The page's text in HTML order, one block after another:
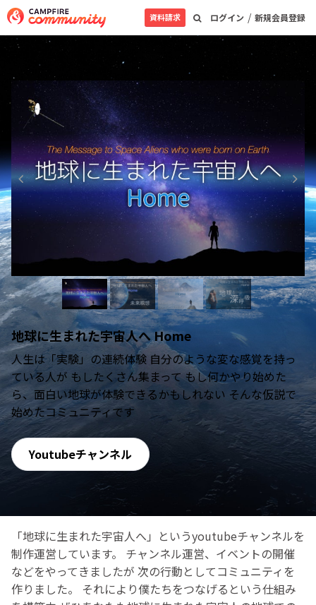
ログイン / 新規会員登録
資料請求
地球に生まれた宇宙人へ Home
人生は「実験」の連続体験 自分のような変な感覚を持っ
ている人が もしたくさん集まって もし何かやり始めた
ら、面白い地球が体験できるかもしれない そんな仮説で
始めたコミュニティです
Youtubeチャンネル
「地球に生まれた宇宙人へ」というyoutubeチャンネルを
制作運営しています。 チャンネル運営、イベントの開催
などをやってきましたが 次の行動としてコミュニティを
作りました。 それにより僕たちをつなげるという仕組み